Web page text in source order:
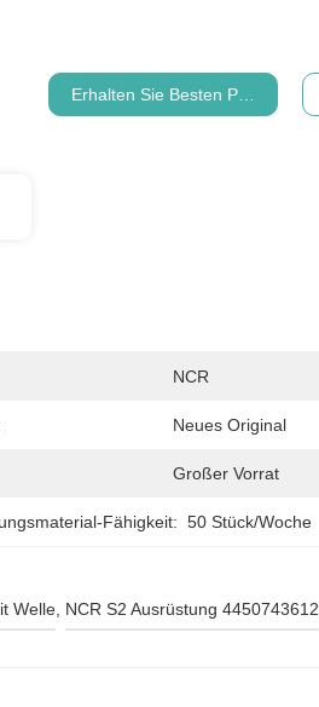
Erhalten Sie Besten Preis
NCR
Neues Original
Großer Vorrat
Fähigkeit: 50 Stück/Woche
Welle, NCR S2 Ausrüstung 4450743612